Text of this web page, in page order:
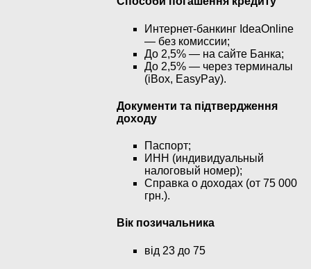
Интернет-банкинг IdeaOnline
— без комиссии;
До 2,5% — на сайте Банка;
До 2,5% — через терминалы
(iBox, EasyPay).
Документи та підтвердження
доходу
Паспорт;
ИНН (индивидуальный
налоговый номер);
Справка о доходах (от 75 000
грн.).
Вік позичальника
від 23 до 75